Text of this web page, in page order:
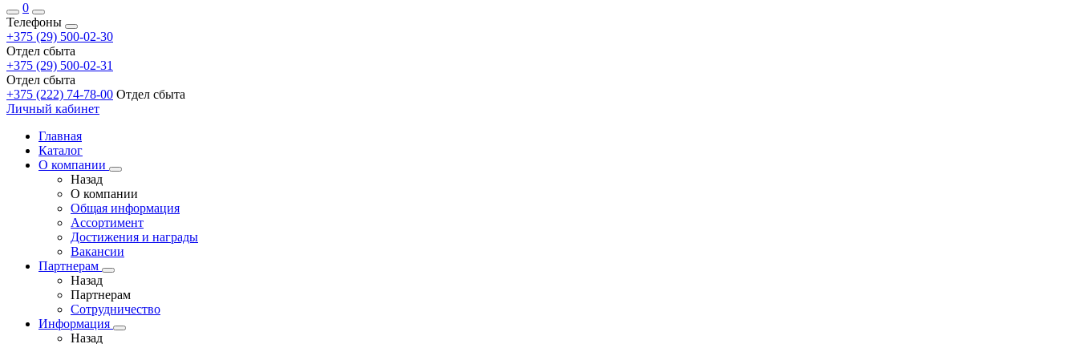
0
Телефоны
+375 (29) 500-02-30
Отдел сбыта
+375 (29) 500-02-31
Отдел сбыта
+375 (222) 74-78-00 Отдел сбыта
Личный кабинет
Главная
Каталог
О компании
Назад
О компании
Общая информация
Ассортимент
Достижения и награды
Вакансии
Партнерам
Назад
Партнерам
Сотрудничество
Информация
Назад